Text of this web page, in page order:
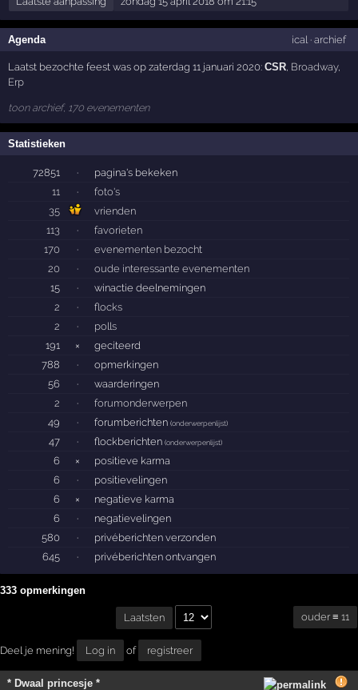
Agenda ical· archief
Laatst bezochte feest was op zaterdag 11 januari 2020:CSR, Broadway,
Erp
toon archief, 170 evenementen
Statistieken
72851 ·
pagina's bekeken
11
·
foto's
35
vrienden
113
·
favorieten
170
·
evenementen bezocht
20
·
oude interessante evenementen
15
·
winactie deelnemingen
2
·
flocks
2
·
polls
191
×
geciteerd
788
·
opmerkingen
56
·
waarderingen
2
·
forumonderwerpen
49
· forumberichten(onderwerpenlijst)
47 · flockberichten(onderwerpenlijst)
6 ×
positieve karma
6
·
positievelingen
6
×
negatieve karma
6
·
negatievelingen
580
·
privéberichten verzonden
645
· privéberichten ontvangen
333 opmerkingen
Laatsten ouder ≡ 11
Deel je mening! Log in of registreer
* Dwaal princesje *